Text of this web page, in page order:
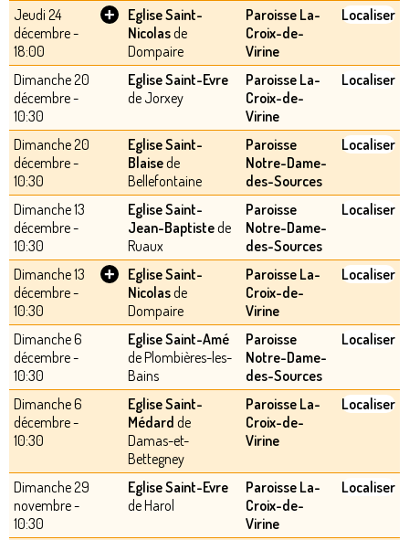
Jeudi 24
décembre -
18:00
+
Eglise Saint-
Nicolasde
Dompaire
Paroisse La-
Croix-de-
Virine
Localiser
Dimanche 20
décembre -
10:30
Eglise Saint-Evre
de Jorxey
Paroisse La-
Croix-de-
Virine
Localiser
Dimanche 20
décembre -
10:30
Eglise Saint-
Blaisede
Bellefontaine
Paroisse
Notre-Dame-
des-Sources
Localiser
Dimanche 13
décembre -
10:30
Eglise Saint-
Jean-Baptistede
Ruaux
Paroisse
Notre-Dame-
des-Sources
Localiser
Dimanche 13
décembre -
10:30
+
Eglise Saint-
Nicolasde
Dompaire
Paroisse La-
Croix-de-
Virine
Localiser
Dimanche 6
décembre -
10:30
Eglise Saint-Amé
de Plombières-les-
Bains
Paroisse
Notre-Dame-
des-Sources
Localiser
Dimanche 6
décembre -
10:30
Eglise Saint-
Médard de
Damas-et-
Bettegney
Paroisse La-
Croix-de-
Virine
Localiser
Dimanche 29
novembre -
10:30
Eglise Saint-Evre
de Harol
Paroisse La-
Croix-de-
Virine
Localiser